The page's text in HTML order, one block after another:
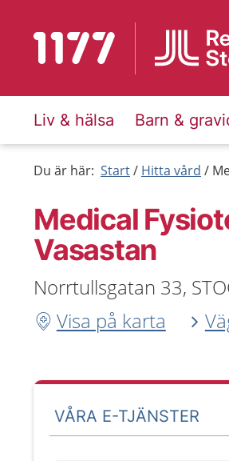
Till startsidan för 1177
Liv & hälsa Barn &
Du är här: Start Hitta vård
Medical
Vasastan
Norrtullsgatan 33,
Visa på karta
VÅRA E-TJÄNSTER